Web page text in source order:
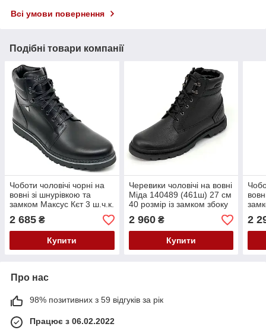
Всі умови повернення
Подібні товари компанії
Чоботи чоловічі чорні на
вовні зі шнурівкою та
замком Максус Кєт 3 ш.ч.к.
2 685 ₴
Купити
Черевики чоловічі на вовні
Міда 140489 (461ш) 27 см
40 розмір із замком збоку
2 960₴
Купити
2
Про нас
98% позитивних з 59 відгуків за рік
Працює з 06.02.2022